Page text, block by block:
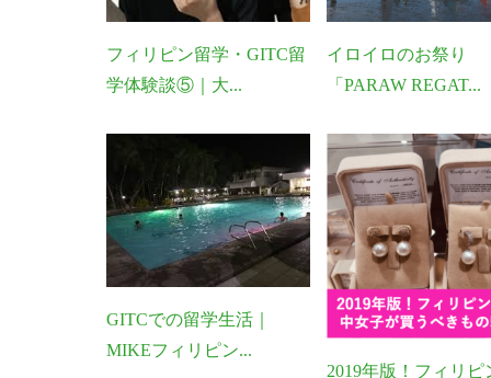
フィリピン留学・GITC留
学体験談⑤｜大...
イロイロのお祭り
「PARAW REGAT...
GITCでの留学生活｜
MIKEフィリピン...
2019年版！フィリピ